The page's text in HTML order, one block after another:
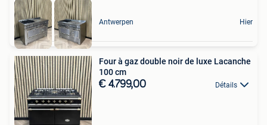
Antwerpen Hier
Four à gaz double noir de luxe Lacanche
100 cm
€ 4.799,00 Détails